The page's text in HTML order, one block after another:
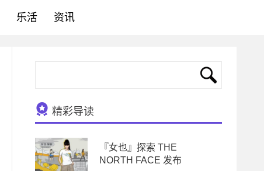
乐活 资讯
精彩导读
『女也』探索 THE
NORTH FACE 发布